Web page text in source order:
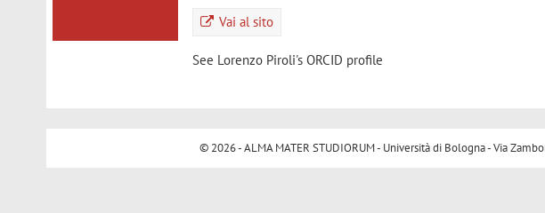
Vai al sito
See Lorenzo Piroli's ORCID profile
© 2026 - ALMA MATER STUDIORUM - Università di Bologna - Via